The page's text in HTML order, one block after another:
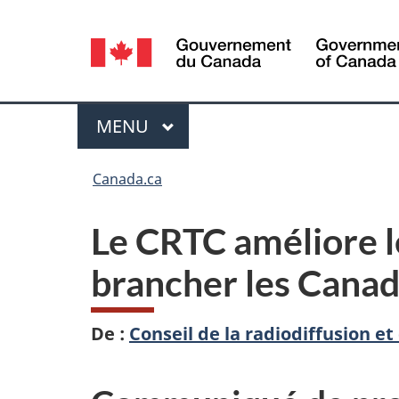
Sélection
de
la
langue
Menu
MENU PRINCIPAL
Canada.ca
Le CRTC améliore
brancher les
De : Conseil de la radiodiffusion